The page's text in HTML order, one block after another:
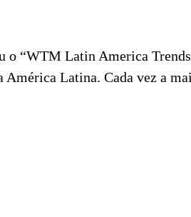
“WTM Latin America
Latina. Cada vez a